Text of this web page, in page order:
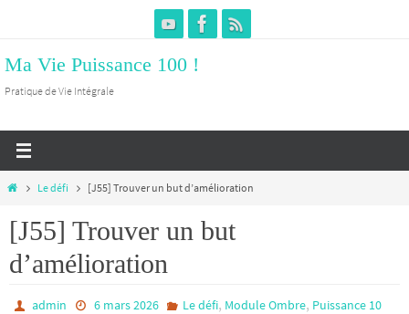
le
contenu
Ma Vie Puissance 100 !
Pratique de Vie Intégrale
HomeLe défi [J55] Trouver un but d’amélioration
[J55] Trouver un but
d’amélioration
admin 6 mars 2026 Le défi, Module Ombre, Puissance 10